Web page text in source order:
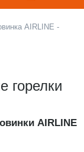
AIRLINE -
горелки
AIRLINE